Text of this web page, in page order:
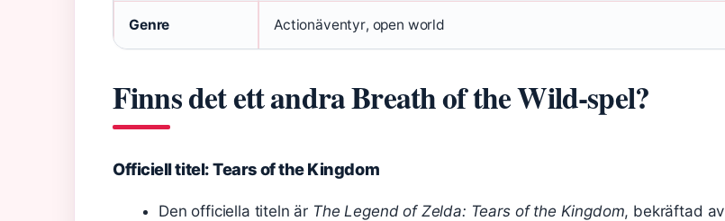
Genre Actionäventyr, open world
Finns det ett andra Breath of the Wild-spel?
Officiell titel: Tears of the Kingdom
Den officiella titeln är The Legend of Zelda: Tears of the Kingdom, bekräftad av